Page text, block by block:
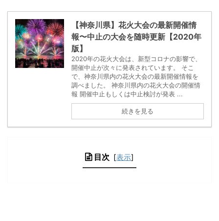
【神奈川県】花火大会の最新開催情
報〜中止の大会を随時更新【2020年
版】
2020年の花火大会は、新型コロナの影響で、
開催中止が次々に発表されています。 そこ
で、神奈川県内の花火大会の最新開催情報を
調べました。 神奈川県内の花火大会の開催情
報 開催中止もしくは中止検討が発表 ...
続きを見る
目次 [表示]